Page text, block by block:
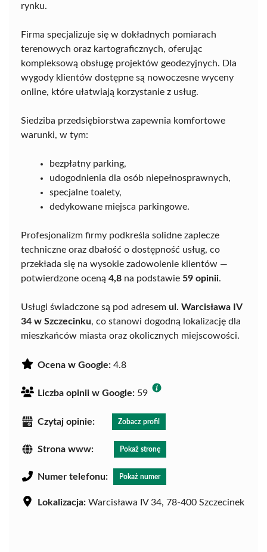
rynku.
Firma specjalizuje się w dokładnych pomiarach
terenowych oraz kartograficznych, oferując
kompleksową obsługę projektów geodezyjnych. Dla
wygody klientów dostępne są nowoczesne wyceny
online, które ułatwiają korzystanie z usług.
Siedziba przedsiębiorstwa zapewnia komfortowe
warunki, w tym:
bezpłatny parking,
udogodnienia dla osób niepełnosprawnych,
specjalne toalety,
dedykowane miejsca parkingowe.
Profesjonalizm firmy podkreśla solidne zaplecze
techniczne oraz dbałość o dostępność usług, co
przekłada się na wysokie zadowolenie klientów —
potwierdzone oceną 4,8 na podstawie 59 opinii.
Usługi świadczone są pod adresem ul. Warcisława IV
34 w Szczecinku, co stanowi dogodną lokalizację dla
mieszkańców miasta oraz okolicznych miejscowości.
Ocena w Google: 4.8
Liczba opinii w Google: 59
Czytaj opinie: Zobacz profil
Strona www: Pokaż stronę
Numer telefonu: Pokaż numer
Lokalizacja: Warcisława IV 34, 78-400 Szczecinek